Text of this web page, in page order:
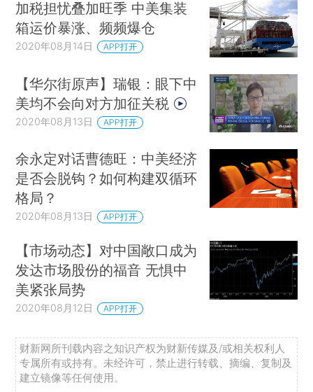
加税担忧叠加旺季 中美集装
箱运价暴涨、频频爆仓
2020年08月14日 APP打开
【华尔街原声】瑞银：眼下中
美均不会向对方加征关税
2020年08月13日 APP打开
余永定对话曹德旺：中美经济
是否会脱钩？如何构建双循环
格局？
2020年08月13日 APP打开
【市场动态】对中国敞口成为
发达市场股份的福音 无惧中
美紧张局势
2020年08月12日 APP打开
财新网所刊载内容之知识产权为财新传媒及/或相关权利人
专属所有或持有。未经许可，禁止进行转载、摘编、复制及
建立镜像等任何使用。